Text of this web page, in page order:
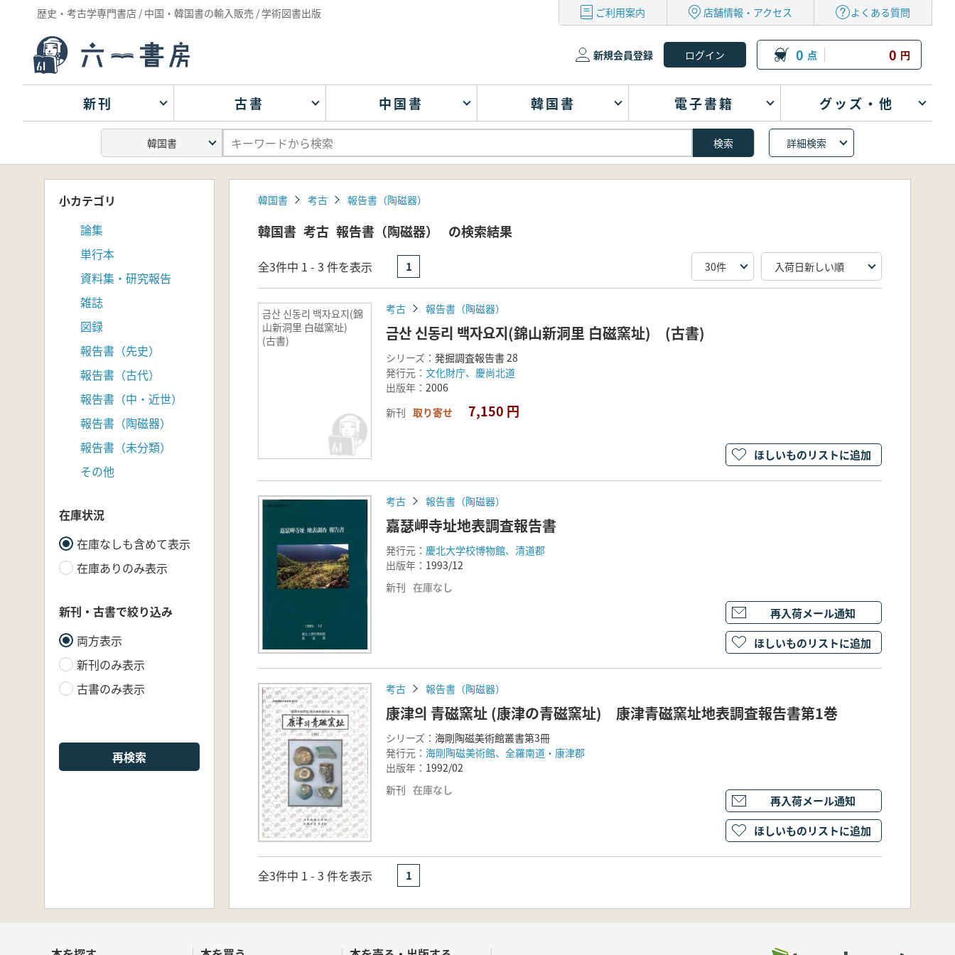
歴史・考古学専門書店 / 中国・韓国書の輸入販売 / 学術図書出版 ご利用案内 店舗情報・アクセス よくある質問
新規会員登録 0 点 0 円
新刊 古書 中国書 韓国書 電子書籍 グッズ・他
詳細検索
小カテゴリ
論集
単行本
資料集・研究報告
雑誌
図録
報告書（先史）
報告書（古代）
報告書（中・近世）
報告書（陶磁器）
報告書（未分類）
その他
在庫状況
在庫なしも含めて表示
在庫ありのみ表示
新刊・古書で絞り込み
両方表示
新刊のみ表示
古書のみ表示
再検索
韓国書 考古 報告書（陶磁器）
韓国書 考古 報告書（陶磁器） の検索結果
全3件中 1 - 3 件を表示 1
금산 신동리 백자요지(錦
山新洞里 白磁窯址)
(古書)
考古 報告書（陶磁器）
금산 신동리 백자요지(錦山新洞里 白磁窯址) (古書)
シリーズ： 発掘調査報告書 28
発行元： 文化財庁、慶尚北道
出版年： 2006
新刊 取り寄せ 7,150 円
ほしいものリストに追加
考古 報告書（陶磁器）
嘉瑟岬寺址地表調査報告書
発行元： 慶北大学校博物館、清道郡
出版年： 1993/12
新刊 在庫なし
再入荷メール通知
ほしいものリストに追加
考古 報告書（陶磁器）
康津의 青磁窯址 (康津の青磁窯址) 康津青磁窯址地表調査報告書第1巻
シリーズ： 海剛陶磁美術館叢書第3冊
発行元： 海剛陶磁美術館、全羅南道・康津郡
出版年： 1992/02
新刊 在庫なし
再入荷メール通知
ほしいものリストに追加
全3件中 1 - 3 件を表示 1